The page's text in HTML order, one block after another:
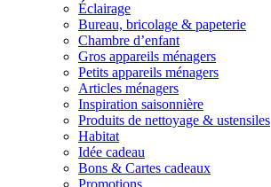
Éclairage
Bureau, bricolage & papeterie
Chambre d’enfant
Gros appareils ménagers
Petits appareils ménagers
Articles ménagers
Inspiration saisonnière
Produits de nettoyage & ustensiles
Habitat
Idée cadeau
Bons & Cartes cadeaux
Promotions